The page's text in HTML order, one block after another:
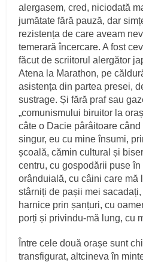
alergasem, cred, niciodată
jumătate fără pauză, dar
rezistența de care aveam
temerară încercare. A fost
făcut de scriitorul alergător
Atena la Marathon, pe
asistența din partea presei,
sustrage. Și fără praf sau
„comunismului biruitor la
câte o Dacie pârâitoare
singur, eu cu mine însumi,
școală, cămin cultural și
centru, cu gospodării puse
orânduială, cu câini care mă
stârniți de pașii mei
harnice prin șanțuri, cu
porți și privindu-mă lung, cu
Între cele două orașe sunt
transfigurat, altcineva în